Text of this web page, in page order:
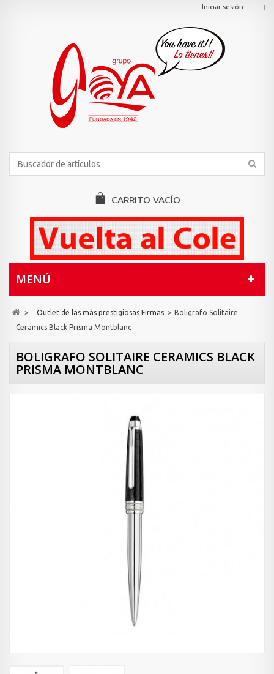
Iniciar sesión
CARRITO VACÍO
MENÚ
> Outlet de las más prestigiosas Firmas > Boligrafo Solitaire
Ceramics Black Prisma Montblanc
BOLIGRAFO SOLITAIRE CERAMICS BLACK
PRISMA MONTBLANC